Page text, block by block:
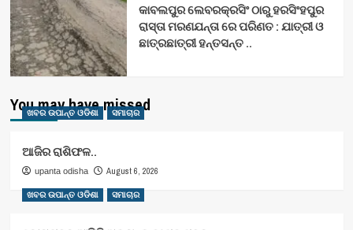
କାବଲପୁର ଲେବରକ୍ରସିଂ ଠାରୁ ହରସିଂହପୁର
ରାସ୍ତା ମରଣଯନ୍ତା ରେ ପରିଣତ : ଯାତ୍ରୀ ଓ
ଛାତ୍ରଛାତ୍ରୀ ହନ୍ତସନ୍ତ ..
You may have missed
ଖବର ଉପାନ୍ତ ଓଡିଶା ସମାଚାର
ଆଜିର ରାଶିଫଳ..
upanta odisha August 6, 2026
ଖବର ଉପାନ୍ତ ଓଡିଶା ସମାଚାର